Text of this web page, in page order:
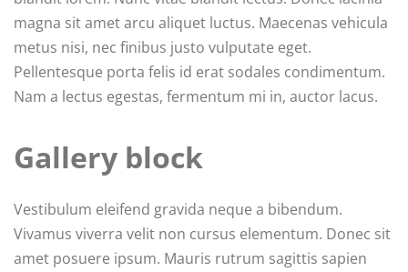
magna sit amet arcu aliquet luctus. Maecenas vehicula
metus nisi, nec finibus justo vulputate eget.
Pellentesque porta felis id erat sodales condimentum.
Nam a lectus egestas, fermentum mi in, auctor lacus.
Gallery block
Vestibulum eleifend gravida neque a bibendum.
Vivamus viverra velit non cursus elementum. Donec sit
amet posuere ipsum. Mauris rutrum sagittis sapien